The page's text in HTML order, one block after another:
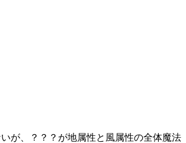
が、？？？が地属性と風属性の全体魔法